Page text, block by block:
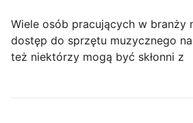
Wiele osób pracujących w branży
dostęp do sprzętu muzycznego
też niektórzy mogą być skłonni z